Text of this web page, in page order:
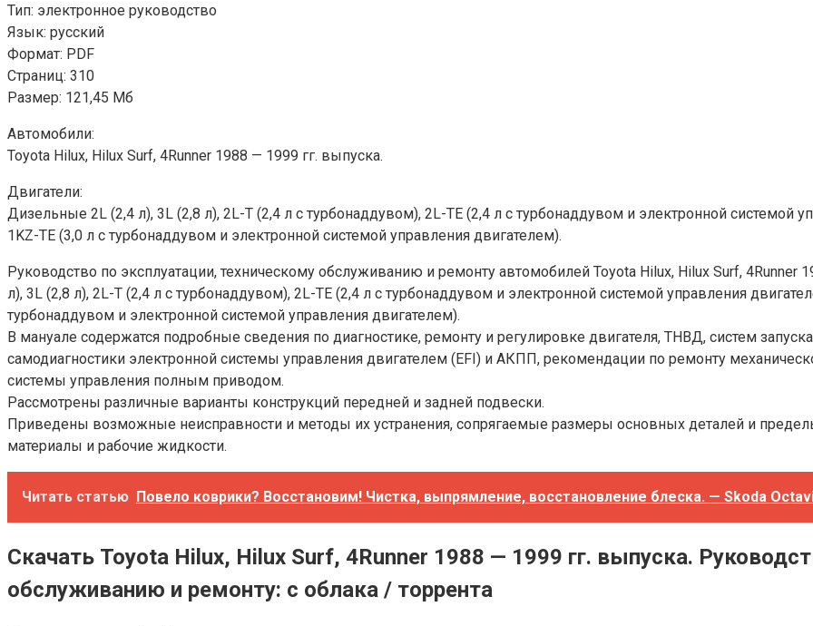
Тип: электронное руководство
Язык: русский
Формат: PDF
Страниц: 310
Размер: 121,45 Мб
Автомобили:
Toyota Hilux, Hilux Surf, 4Runner 1988 — 1999 гг. выпуска.
Двигатели:
Дизельные 2L (2,4 л), 3L (2,8 л), 2L-T (2,4 л с турбонаддувом), 2L-TE (2,4 л с турбонаддувом и электронной системой
1KZ-TE (3,0 л с турбонаддувом и электронной системой управления двигателем).
Руководство по эксплуатации, техническому обслуживанию и ремонту автомобилей Toyota Hilux, Hilux Surf,
л), 3L (2,8 л), 2L-Т (2,4 л с турбонаддувом), 2L-ТЕ (2,4 л с турбонаддувом и электронной системой управления
турбонаддувом и электронной системой управления двигателем).
В мануале содержатся подробные сведения по диагностике, ремонту и регулировке двигателя, ТНВД, систем
самодиагностики электронной системы управления двигателем (EFI) и АКПП, рекомендации по ремонту
системы управления полным приводом.
Рассмотрены различные варианты конструкций передней и задней подвески.
Приведены возможные неисправности и методы их устранения, сопрягаемые размеры основных деталей и
материалы и рабочие жидкости.
Читать статью Повело коврики? Восстановим! Чистка, выпрямление, восстановление блеска. — Skoda
Скачать Toyota Hilux, Hilux Surf, 4Runner 1988 — 1999 гг. выпуска.
обслуживанию и ремонту: с облака / торрента